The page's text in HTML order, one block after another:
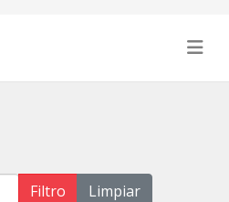
Filtro
Limpiar